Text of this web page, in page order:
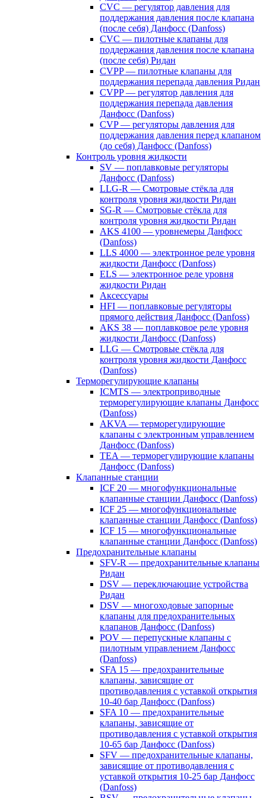
CVС — регулятор давления для
поддержания давления после клапана
(после себя) Данфосс (Danfoss)
CVС — пилотные клапаны для
поддержания давления после клапана
(после себя) Ридан
CVPP — пилотные клапаны для
поддержания перепада давления Ридан
CVPP — регулятор давления для
поддержания перепада давления
Данфосс (Danfoss)
CVP — регуляторы давления для
поддержания давления перед клапаном
(до себя) Данфосс (Danfoss)
Контроль уровня жидкости
SV — поплавковые регуляторы
Данфосс (Danfoss)
LLG-R — Смотровые стёкла для
контроля уровня жидкости Ридан
SG-R — Смотровые стёкла для
контроля уровня жидкости Ридан
AKS 4100 — уровнемеры Данфосс
(Danfoss)
LLS 4000 — электронное реле уровня
жидкости Данфосс (Danfoss)
ELS — электронное реле уровня
жидкости Ридан
Аксессуары
HFI — поплавковые регуляторы
прямого действия Данфосс (Danfoss)
AKS 38 — поплавковое реле уровня
жидкости Данфосс (Danfoss)
LLG — Смотровые стёкла для
контроля уровня жидкости Данфосс
(Danfoss)
Терморегулирующие клапаны
ICMTS — электроприводные
терморегулирующие клапаны Данфосс
(Danfoss)
AKVA — терморегулирующие
клапаны с электронным управлением
Данфосс (Danfoss)
TEA — терморегулирующие клапаны
Данфосс (Danfoss)
Клапанные станции
ICF 20 — многофункциональные
клапанные станции Данфосс (Danfoss)
ICF 25 — многофункциональные
клапанные станции Данфосс (Danfoss)
ICF 15 — многофункциональные
клапанные станции Данфосс (Danfoss)
Предохранительные клапаны
SFV-R — предохранительные клапаны
Ридан
DSV — переключающие устройства
Ридан
DSV — многоходовые запорные
клапаны для предохранительных
клапанов Данфосс (Danfoss)
POV — перепускные клапаны с
пилотным управлением Данфосс
(Danfoss)
SFA 15 — предохранительные
клапаны, зависящие от
противодавления с уставкой открытия
10-40 бар Данфосс (Danfoss)
SFA 10 — предохранительные
клапаны, зависящие от
противодавления с уставкой открытия
10-65 бар Данфосс (Danfoss)
SFV — предохранительные клапаны,
зависящие от противодавления с
уставкой открытия 10-25 бар Данфосс
(Danfoss)